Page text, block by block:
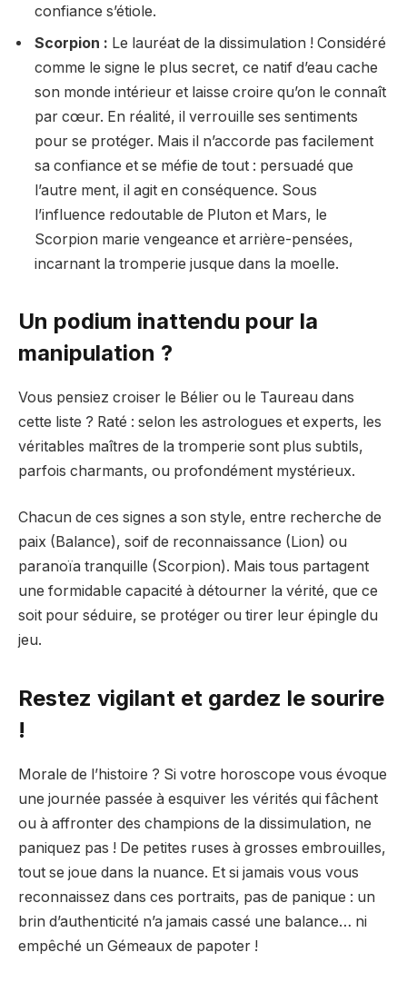
confiance s’étiole.
Scorpion : Le lauréat de la dissimulation ! Considéré
comme le signe le plus secret, ce natif d’eau cache
son monde intérieur et laisse croire qu’on le connaît
par cœur. En réalité, il verrouille ses sentiments
pour se protéger. Mais il n’accorde pas facilement
sa confiance et se méfie de tout : persuadé que
l’autre ment, il agit en conséquence. Sous
l’influence redoutable de Pluton et Mars, le
Scorpion marie vengeance et arrière-pensées,
incarnant la tromperie jusque dans la moelle.
Un podium inattendu pour la
manipulation ?
Vous pensiez croiser le Bélier ou le Taureau dans
cette liste ? Raté : selon les astrologues et experts, les
véritables maîtres de la tromperie sont plus subtils,
parfois charmants, ou profondément mystérieux.
Chacun de ces signes a son style, entre recherche de
paix (Balance), soif de reconnaissance (Lion) ou
paranoïa tranquille (Scorpion). Mais tous partagent
une formidable capacité à détourner la vérité, que ce
soit pour séduire, se protéger ou tirer leur épingle du
jeu.
Restez vigilant et gardez le sourire
!
Morale de l’histoire ? Si votre horoscope vous évoque
une journée passée à esquiver les vérités qui fâchent
ou à affronter des champions de la dissimulation, ne
paniquez pas ! De petites ruses à grosses embrouilles,
tout se joue dans la nuance. Et si jamais vous vous
reconnaissez dans ces portraits, pas de panique : un
brin d’authenticité n’a jamais cassé une balance… ni
empêché un Gémeaux de papoter !